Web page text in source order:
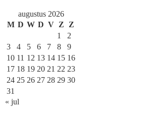
augustus 2026
M D W D V Z
Z
1
2
3
4 5 6 7 8
9
10 11 12 13 14 15 16
17 18 19 20 21 22 23
24 25 26 27 28 29 30
31
« jul